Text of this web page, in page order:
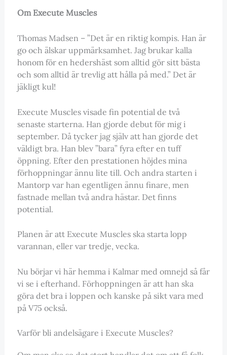
Om Execute Muscles
Thomas Madsen – ”Det är en riktig kompis. Han är
go och älskar uppmärksamhet. Jag brukar kalla
honom för en hedershäst som alltid gör sitt bästa
och som alltid är trevlig att hålla på med.” Det är
jäkligt kul!
Execute Muscles visade fin potential de två
senaste starterna. Han gjorde debut för mig i
september. Då tycker jag själv att han gjorde det
väldigt bra. Han blev ”bara” fyra efter en tuff
öppning. Efter den prestationen höjdes mina
förhoppningar ännu lite till. Och andra starten i
Mantorp var han egentligen ännu finare, men
fastnade mellan två andra hästar. Det finns
potential.
Planen är att Execute Muscles ska starta lopp
varannan, eller var tredje, vecka.
Nu börjar vi här hemma i Kalmar med omnejd så får
vi se i efterhand. Förhoppningen är att han ska
göra det bra i loppen och kanske på sikt vara med
på V75 också.
Varför bli andelsägare i Execute Muscles?